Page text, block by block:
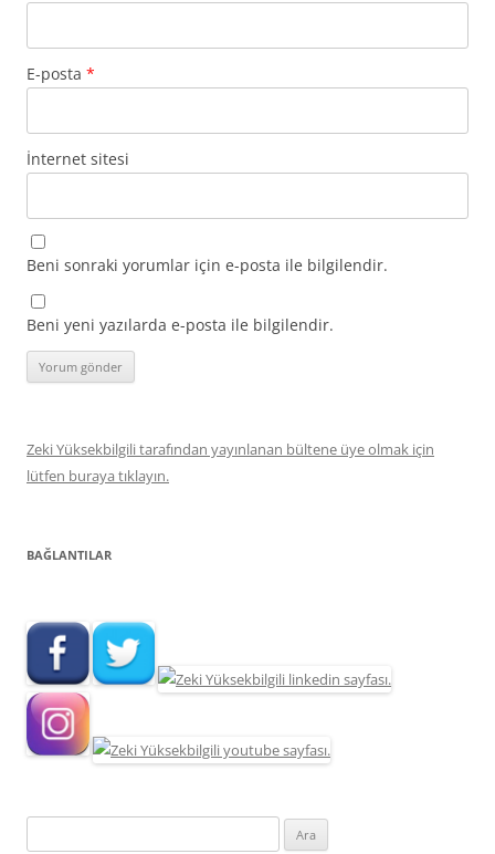
E-posta *
İnternet sitesi
Beni sonraki yorumlar için e-posta ile bilgilendir.
Beni yeni yazılarda e-posta ile bilgilendir.
Zeki Yüksekbilgili tarafından yayınlanan bültene üye olmak için
lütfen buraya tıklayın.
BAĞLANTILAR